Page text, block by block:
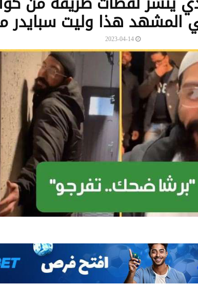
المشهد هذا وليت سبايدر
2023-04-14